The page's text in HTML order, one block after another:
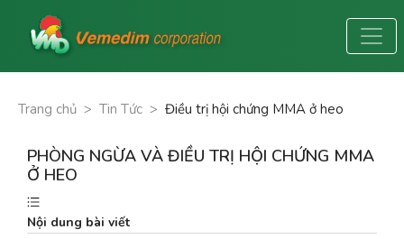
Trang chủ > Tin Tức > Điều trị hội chứng MMA ở heo
PHÒNG NGỪA VÀ ĐIỀU TRỊ HỘI CHỨNG MMA
Ở HEO
Nội dung bài viết